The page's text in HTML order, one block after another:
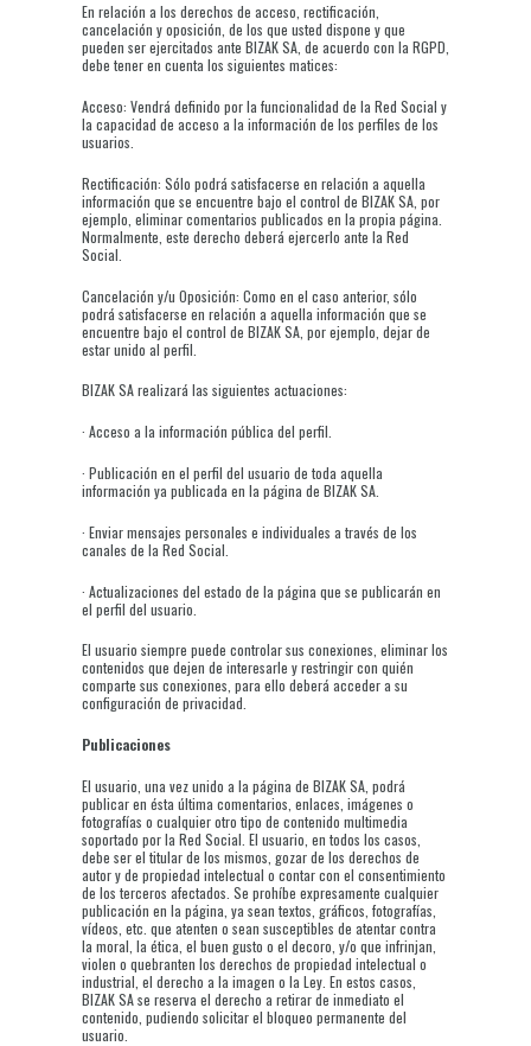
En relación a los derechos de acceso, rectificación,
cancelación y oposición, de los que usted dispone y que
pueden ser ejercitados ante BIZAK SA, de acuerdo con la RGPD,
debe tener en cuenta los siguientes matices:
Acceso: Vendrá definido por la funcionalidad de la Red Social y
la capacidad de acceso a la información de los perfiles de los
usuarios.
Rectificación: Sólo podrá satisfacerse en relación a aquella
información que se encuentre bajo el control de BIZAK SA, por
ejemplo, eliminar comentarios publicados en la propia página.
Normalmente, este derecho deberá ejercerlo ante la Red
Social.
Cancelación y/u Oposición: Como en el caso anterior, sólo
podrá satisfacerse en relación a aquella información que se
encuentre bajo el control de BIZAK SA, por ejemplo, dejar de
estar unido al perfil.
BIZAK SA realizará las siguientes actuaciones:
· Acceso a la información pública del perfil.
· Publicación en el perfil del usuario de toda aquella
información ya publicada en la página de BIZAK SA.
· Enviar mensajes personales e individuales a través de los
canales de la Red Social.
· Actualizaciones del estado de la página que se publicarán en
el perfil del usuario.
El usuario siempre puede controlar sus conexiones, eliminar los
contenidos que dejen de interesarle y restringir con quién
comparte sus conexiones, para ello deberá acceder a su
configuración de privacidad.
Publicaciones
El usuario, una vez unido a la página de BIZAK SA, podrá
publicar en ésta última comentarios, enlaces, imágenes o
fotografías o cualquier otro tipo de contenido multimedia
soportado por la Red Social. El usuario, en todos los casos,
debe ser el titular de los mismos, gozar de los derechos de
autor y de propiedad intelectual o contar con el consentimiento
de los terceros afectados. Se prohíbe expresamente cualquier
publicación en la página, ya sean textos, gráficos, fotografías,
vídeos, etc. que atenten o sean susceptibles de atentar contra
la moral, la ética, el buen gusto o el decoro, y/o que infrinjan,
violen o quebranten los derechos de propiedad intelectual o
industrial, el derecho a la imagen o la Ley. En estos casos,
BIZAK SA se reserva el derecho a retirar de inmediato el
contenido, pudiendo solicitar el bloqueo permanente del
usuario.